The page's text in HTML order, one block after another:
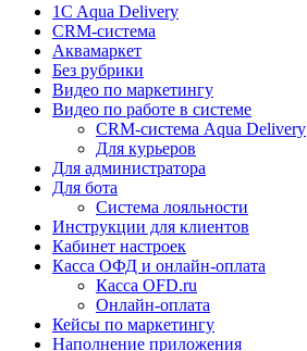
1C Aqua Delivery
CRM-система
Аквамаркет
Без рубрики
Видео по маркетингу
Видео по работе в системе
CRM-система Aqua Delivery
Для курьеров
Для администратора
Для бота
Система лояльности
Инструкции для клиентов
Кабинет настроек
Касса ОФД и онлайн-оплата
Касса OFD.ru
Онлайн-оплата
Кейсы по маркетингу
Наполнение приложения